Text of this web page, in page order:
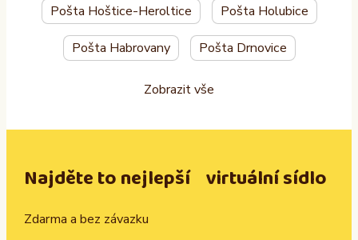
Pošta Hoštice-Heroltice Pošta Holubice
Pošta Habrovany Pošta Drnovice
Zobrazit vše
Najděte to nejlepší virtuální sídlo
Zdarma a bez závazku